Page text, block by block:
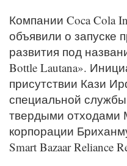
Компании Coca Cola
объявили о запуске
развития под
Bottle Lautana».
присутствии Кази
специальной
твердыми отходами
корпорации
Smart Bazaar Reliance